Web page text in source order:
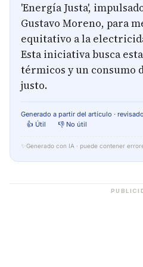
'Energía Justa',
Gustavo Moreno, para
equitativo a la
Esta iniciativa busca
térmicos y un consumo
justo.
Generado a partir del artículo ·
👍 Útil
👎 No útil
✨ Generado con IA · puede contener